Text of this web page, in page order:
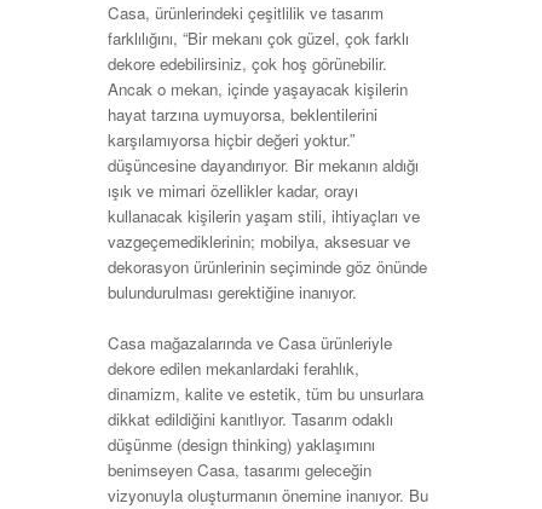
Casa, ürünlerindeki çeşitlilik ve tasarım
farklılığını, “Bir mekanı çok güzel, çok farklı
dekore edebilirsiniz, çok hoş görünebilir.
Ancak o mekan, içinde yaşayacak kişilerin
hayat tarzına uymuyorsa, beklentilerini
karşılamıyorsa hiçbir değeri yoktur.”
düşüncesine dayandırıyor. Bir mekanın aldığı
ışık ve mimari özellikler kadar, orayı
kullanacak kişilerin yaşam stili, ihtiyaçları ve
vazgeçemediklerinin; mobilya, aksesuar ve
dekorasyon ürünlerinin seçiminde göz önünde
bulundurulması gerektiğine inanıyor.
Casa mağazalarında ve Casa ürünleriyle
dekore edilen mekanlardaki ferahlık,
dinamizm, kalite ve estetik, tüm bu unsurlara
dikkat edildiğini kanıtlıyor. Tasarım odaklı
düşünme (design thinking) yaklaşımını
benimseyen Casa, tasarımı geleceğin
vizyonuyla oluşturmanın önemine inanıyor. Bu